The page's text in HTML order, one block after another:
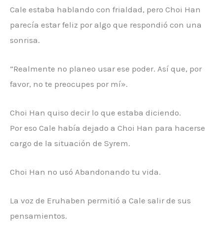
Cale estaba hablando con frialdad, pero Choi Han
parecía estar feliz por algo que respondió con una
sonrisa.
“Realmente no planeo usar ese poder. Así que, por
favor, no te preocupes por mí».
Choi Han quiso decir lo que estaba diciendo.
Por eso Cale había dejado a Choi Han para hacerse
cargo de la situación de Syrem.
Choi Han no usó Abandonando tu vida.
La voz de Eruhaben permitió a Cale salir de sus
pensamientos.